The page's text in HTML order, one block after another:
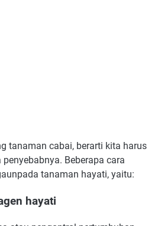
tanaman cabai, berarti kita harus
Beberapa cara
tanaman hayati, yaitu:
hayati